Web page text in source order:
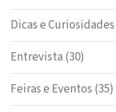
Dicas e Curiosidades
Entrevista (30)
Feiras e Eventos (35)